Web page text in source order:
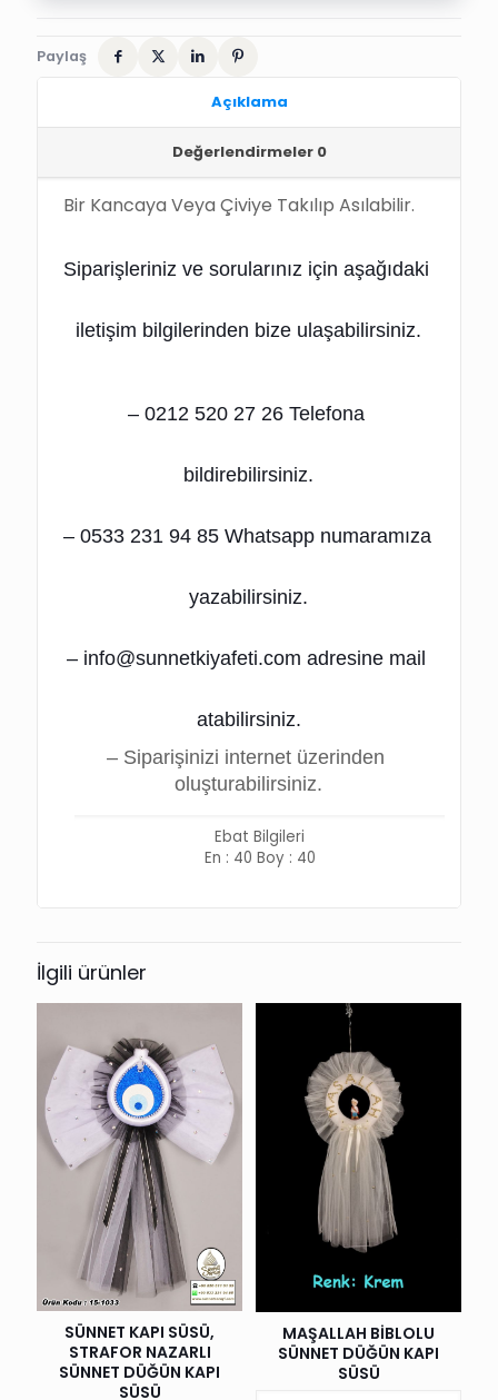
Paylaş
Açıklama
Değerlendirmeler 0
Bir Kancaya Veya Çiviye Takılıp Asılabilir.
Siparişleriniz ve sorularınız için aşağıdaki
iletişim bilgilerinden bize ulaşabilirsiniz.
– 0212 520 27 26 Telefona
bildirebilirsiniz.
– 0533 231 94 85 Whatsapp numaramıza
yazabilirsiniz.
– info@sunnetkiyafeti.com adresine mail
atabilirsiniz.
– Siparişinizi internet üzerinden
oluşturabilirsiniz.
Ebat Bilgileri
En : 40 Boy : 40
İlgili ürünler
SÜNNET KAPI SÜSÜ,
STRAFOR NAZARLI
SÜNNET DÜĞÜN KAPI
SÜSÜ
MAŞALLAH BİBLOLU
SÜNNET DÜĞÜN KAPI
SÜSÜ